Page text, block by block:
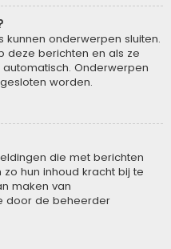
onderwerpen sluiten.
deze berichten en als ze
Onderwerpen
worden.
die met berichten
hun inhoud kracht bij te
maken van
door de beheerder